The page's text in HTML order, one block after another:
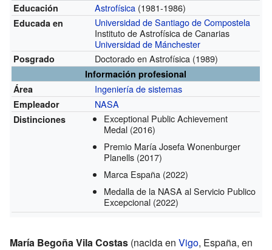
Educación
Astrofísica (1981-1986)
Educada en
Universidad de Santiago de Compostela
Instituto de Astrofísica de Canarias
Universidad de Mánchester
Posgrado Doctorado en Astrofísica (1989)
Información profesional
Área
Ingeniería de sistemas
Empleador NASA
Distinciones
Exceptional Public Achievement
Medal (2016)
Premio María Josefa Wonenburger
Planells (2017)
Marca España (2022)
Medalla de la NASA al Servicio Publico
Excepcional (2022)
María Begoña Vila Costas (nacida en Vigo, España, en